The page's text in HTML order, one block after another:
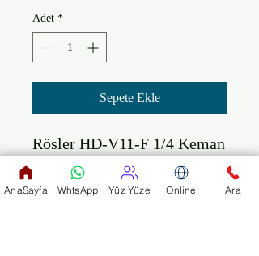
Adet *
Sepete Ekle
​Rösler HD-V11-F 1/4 Keman
(6-8 yaş)
Arka & Yanlar Akcaağaç
AnaSayfa WhtsApp Yüz Yüze Online Ara